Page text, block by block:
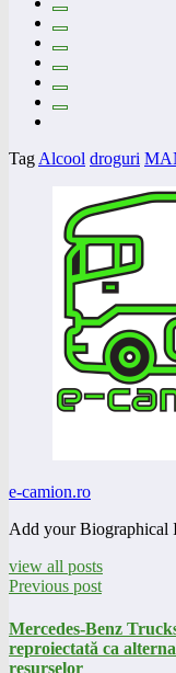
Tag Alcool droguri
e-camion.ro
Add your Biographical
view all posts
Previous post
Mercedes-Benz
reproiectată ca
resurselor